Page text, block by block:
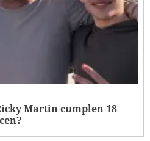
Martin cumplen 18